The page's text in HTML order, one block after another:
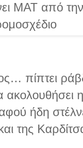
πίπτει
ήδη
της